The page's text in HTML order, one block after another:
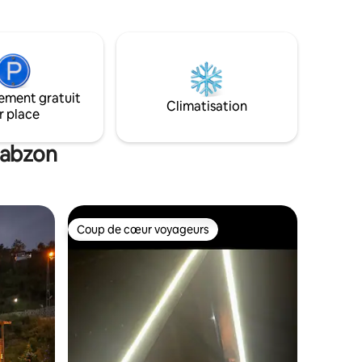
gratuit
place
Climatisation
Coup de cœur voyageurs
Coup de cœur voyageurs